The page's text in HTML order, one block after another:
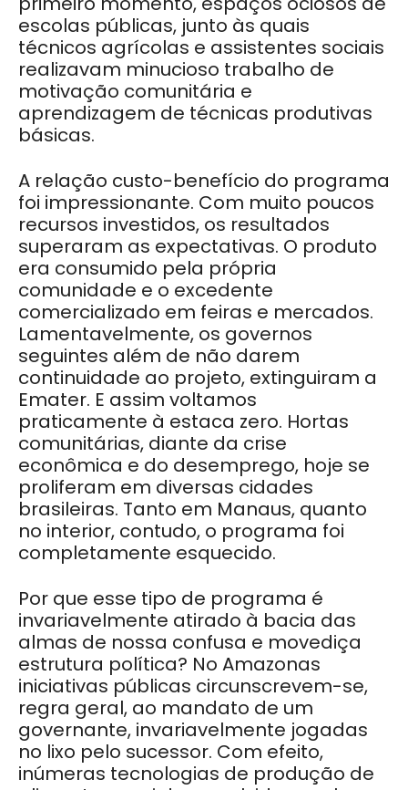
escolas públicas, junto às quais
técnicos agrícolas e assistentes sociais
realizavam minucioso trabalho de
motivação comunitária e
aprendizagem de técnicas produtivas
básicas.
A relação custo-benefício do programa
foi impressionante. Com muito poucos
recursos investidos, os resultados
superaram as expectativas. O produto
era consumido pela própria
comunidade e o excedente
comercializado em feiras e mercados.
Lamentavelmente, os governos
seguintes além de não darem
continuidade ao projeto, extinguiram a
Emater. E assim voltamos
praticamente à estaca zero. Hortas
comunitárias, diante da crise
econômica e do desemprego, hoje se
proliferam em diversas cidades
brasileiras. Tanto em Manaus, quanto
no interior, contudo, o programa foi
completamente esquecido.
Por que esse tipo de programa é
invariavelmente atirado à bacia das
almas de nossa confusa e movediça
estrutura política? No Amazonas
iniciativas públicas circunscrevem-se,
regra geral, ao mandato de um
governante, invariavelmente jogadas
no lixo pelo sucessor. Com efeito,
inúmeras tecnologias de produção de